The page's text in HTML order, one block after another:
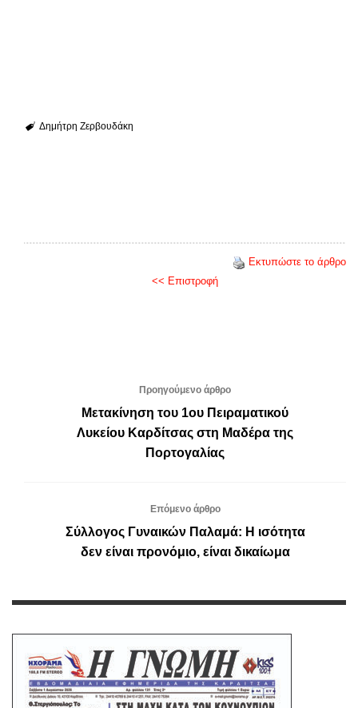
Δημήτρη Ζερβουδάκη
Εκτυπώστε το άρθρο
<< Επιστροφή
Προηγούμενο άρθρο
Μετακίνηση του 1ου Πειραματικού
Λυκείου Καρδίτσας στη Μαδέρα της
Πορτογαλίας
Επόμενο άρθρο
Σύλλογος Γυναικών Παλαμά: Η ισότητα
δεν είναι προνόμιο, είναι δικαίωμα